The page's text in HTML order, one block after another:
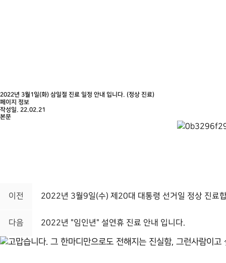
2022년 3월1일(화) 삼일절 진료 일정 안내 입니다. (정상 진료)
페이지 정보
작성일. 22.02.21
본문
이전 2022년 3월9일(수) 제20대 대통령 선거일 정상 진료
다음 2022년 "임인년" 설연휴 진료 안내 입니다.